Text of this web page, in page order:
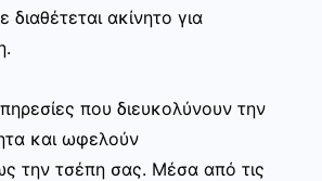
διαθέτεται ακίνητο για
που διευκολύνουν την
και ωφελούν
την τσέπη σας. Μέσα από τις